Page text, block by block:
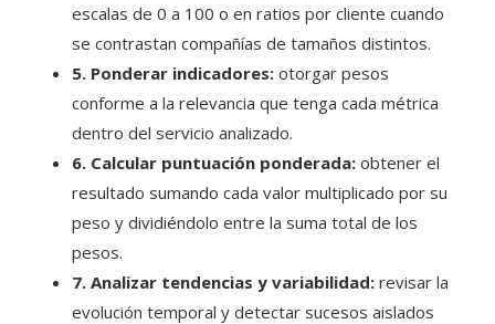
escalas de 0 a 100 o en ratios por cliente cuando
se contrastan compañías de tamaños distintos.
5. Ponderar indicadores: otorgar pesos
conforme a la relevancia que tenga cada métrica
dentro del servicio analizado.
6. Calcular puntuación ponderada: obtener el
resultado sumando cada valor multiplicado por su
peso y dividiéndolo entre la suma total de los
pesos.
7. Analizar tendencias y variabilidad: revisar la
evolución temporal y detectar sucesos aislados